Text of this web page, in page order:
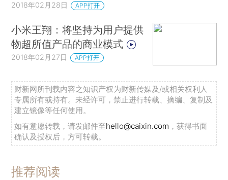
2018年02月28日 APP打开
小米王翔：将坚持为用户提供
物超所值产品的商业模式
2018年02月27日 APP打开
财新网所刊载内容之知识产权为财新传媒及/或相关权利人
专属所有或持有。未经许可，禁止进行转载、摘编、复制及
建立镜像等任何使用。
如有意愿转载，请发邮件至hello@caixin.com ，获得书面
确认及授权后，方可转载。
推荐阅读